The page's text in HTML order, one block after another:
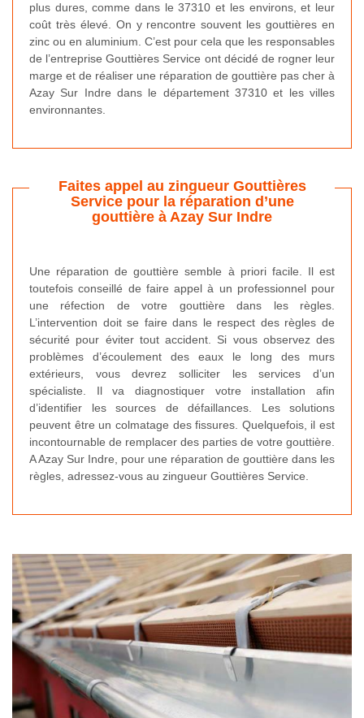
plus dures, comme dans le 37310 et les environs, et leur
coût très élevé. On y rencontre souvent les gouttières en
zinc ou en aluminium. C’est pour cela que les responsables
de l’entreprise Gouttières Service ont décidé de rogner leur
marge et de réaliser une réparation de gouttière pas cher à
Azay Sur Indre dans le département 37310 et les villes
environnantes.
Faites appel au zingueur Gouttières
Service pour la réparation d’une
gouttière à Azay Sur Indre
Une réparation de gouttière semble à priori facile. Il est
toutefois conseillé de faire appel à un professionnel pour
une réfection de votre gouttière dans les règles.
L’intervention doit se faire dans le respect des règles de
sécurité pour éviter tout accident. Si vous observez des
problèmes d’écoulement des eaux le long des murs
extérieurs, vous devrez solliciter les services d’un
spécialiste. Il va diagnostiquer votre installation afin
d’identifier les sources de défaillances. Les solutions
peuvent être un colmatage des fissures. Quelquefois, il est
incontournable de remplacer des parties de votre gouttière.
A Azay Sur Indre, pour une réparation de gouttière dans les
règles, adressez-vous au zingueur Gouttières Service.